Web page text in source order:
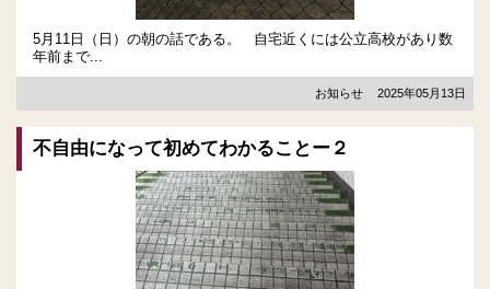
5月11日（日）の朝の話である。 自宅近くには公立高校があり数
年前まで...
お知らせ 2025年05月13日
不自由になって初めてわかることー２